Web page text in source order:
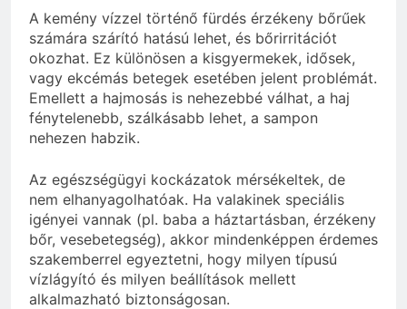
A kemény vízzel történő fürdés érzékeny bőrűek
számára szárító hatású lehet, és bőrirritációt
okozhat. Ez különösen a kisgyermekek, idősek,
vagy ekcémás betegek esetében jelent problémát.
Emellett a hajmosás is nehezebbé válhat, a haj
fénytelenebb, szálkásabb lehet, a sampon
nehezen habzik.
Az egészségügyi kockázatok mérsékeltek, de
nem elhanyagolhatóak. Ha valakinek speciális
igényei vannak (pl. baba a háztartásban, érzékeny
bőr, vesebetegség), akkor mindenképpen érdemes
szakemberrel egyeztetni, hogy milyen típusú
vízlágyító és milyen beállítások mellett
alkalmazható biztonságosan.